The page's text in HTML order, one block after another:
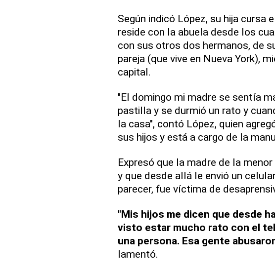
Según indicó López, su hija cursa
reside con la abuela desde los
con sus otros dos hermanos, de
pareja (que vive en Nueva York),
capital.
"El domingo mi madre se sentía
pastilla y se durmió un rato y
la casa", contó López, quien
sus hijos y está a cargo de la
Expresó que la madre de la
y que desde allá le envió un
parecer, fue víctima de
"Mis hijos me dicen que desde
visto estar mucho rato con el
una persona. Esa gente
lamentó.